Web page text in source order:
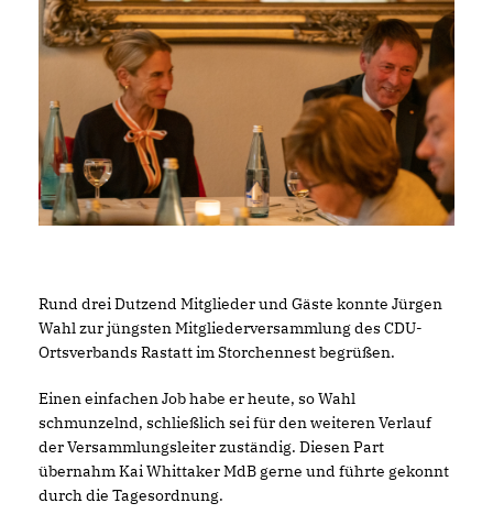
Rund drei Dutzend Mitglieder und Gäste konnte Jürgen
Wahl zur jüngsten Mitgliederversammlung des CDU-
Ortsverbands Rastatt im Storchennest begrüßen.
Einen einfachen Job habe er heute, so Wahl
schmunzelnd, schließlich sei für den weiteren Verlauf
der Versammlungsleiter zuständig. Diesen Part
übernahm Kai Whittaker MdB gerne und führte gekonnt
durch die Tagesordnung.